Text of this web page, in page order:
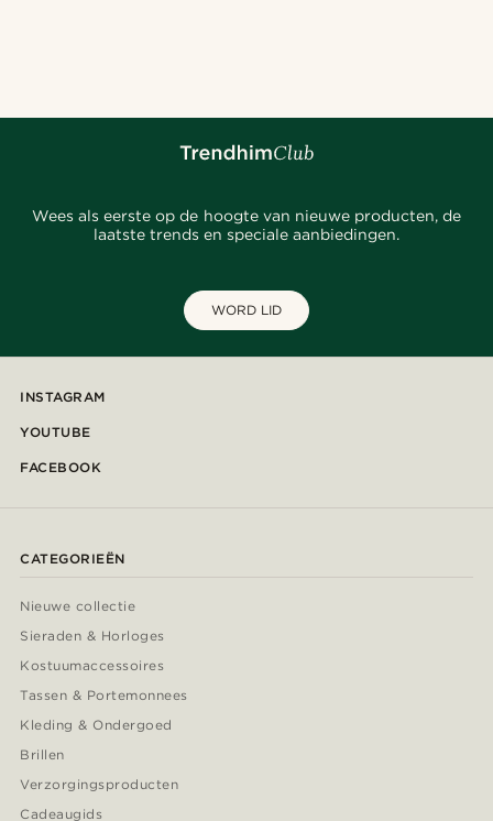
Wees als eerste op de hoogte van nieuwe producten, de
laatste trends en speciale aanbiedingen.
WORD LID
INSTAGRAM
YOUTUBE
FACEBOOK
CATEGORIEËN
Nieuwe collectie
Sieraden & Horloges
Kostuumaccessoires
Tassen & Portemonnees
Kleding & Ondergoed
Brillen
Verzorgingsproducten
Cadeaugids